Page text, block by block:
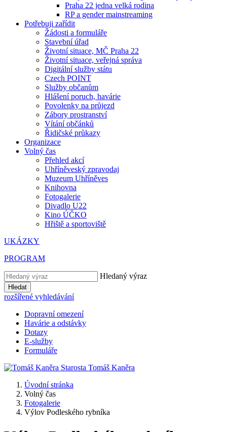
Praha 22 jedna velká rodina
RP a gender mainstreaming
Potřebuji zařídit
Žádosti a formuláře
Stavební úřad
Životní situace, MČ Praha 22
Životní situace, veřejná správa
Digitální služby státu
Czech POINT
Služby občanům
Hlášení poruch, havárie
Povolenky na průjezd
Zábory prostranství
Vítání občánků
Řidičské průkazy
Organizace
Volný čas
Přehled akcí
Uhříněveský zpravodaj
Muzeum Uhříněves
Knihovna
Fotogalerie
Divadlo U22
Kino ÚČKO
Hřiště a sportoviště
UKÁZKY
PROGRAM
Hledaný výraz
Hledat
rozšířené vyhledávání
Dopravní omezení
Havárie a odstávky
Dotazy
E-služby
Formuláře
Starosta Tomáš Kaněra
Úvodní stránka
Volný čas
Fotogalerie
Výlov Podleského rybníka